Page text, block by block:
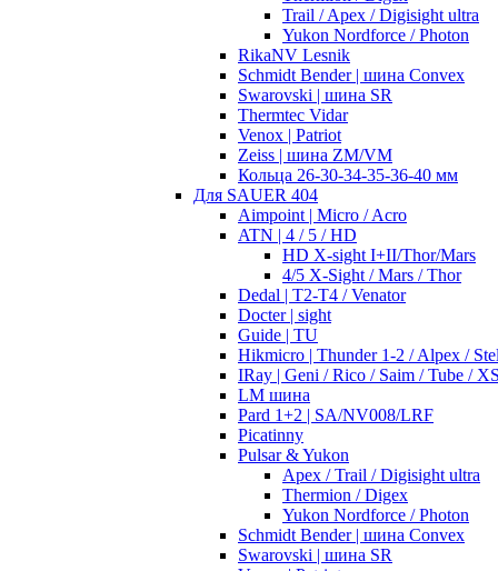
Trail / Apex / Digisight ultra
Yukon Nordforce / Photon
RikaNV Lesnik
Schmidt Bender | шина Convex
Swarovski | шина SR
Thermtec Vidar
Venox | Patriot
Zeiss | шина ZM/VM
Кольца 26-30-34-35-36-40 мм
Для SAUER 404
Aimpoint | Micro / Acro
ATN | 4 / 5 / HD
HD X-sight I+II/Thor/Mars
4/5 X-Sight / Mars / Thor
Dedal | T2-T4 / Venator
Docter | sight
Guide | TU
Hikmicro | Thunder 1-2 / Alpex /
IRay | Geni / Rico / Saim / Tube /
LM шина
Pard 1+2 | SA/NV008/LRF
Picatinny
Pulsar & Yukon
Apex / Trail / Digisight ultra
Thermion / Digex
Yukon Nordforce / Photon
Schmidt Bender | шина Convex
Swarovski | шина SR